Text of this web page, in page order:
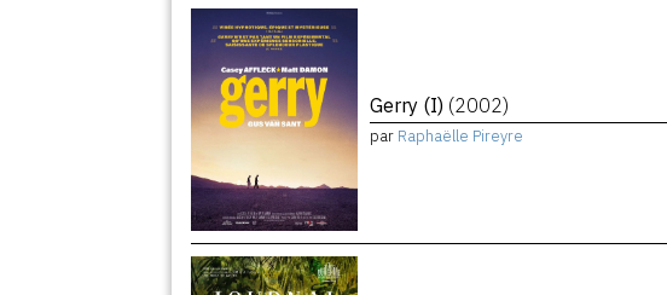
Gerry (I) (2002)
par Raphaëlle Pireyre